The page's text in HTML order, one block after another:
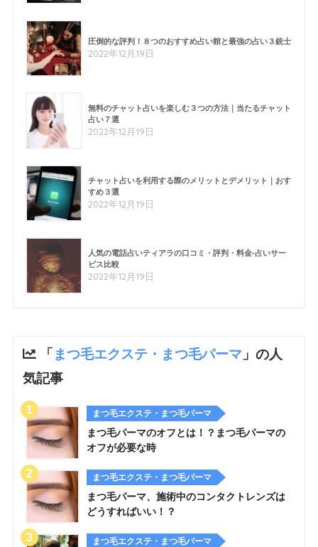
圧倒的な評判！８つのおすすめ占い館と最強の占い３銃士
2022年12月19日
無料のチャット占いを楽しむ３つの方法｜当たるチャット
占い７選
2022年12月19日
チャット占いを利用する際のメリットとデメリット｜おす
すめ３選
2022年12月19日
人気の電話占いティアラの口コミ・評判・料金-占いサー
ビス比較
2022年12月19日
「 まつ毛エクステ・まつ毛パーマ 」の人
気記事
まつ毛エクステ・まつ毛パーマ
まつ毛パーマのオフとは！？まつ毛パーマの
オフが必要な時
まつ毛エクステ・まつ毛パーマ
まつ毛パーマ、施術中のコンタクトレンズは
どうすればいい！？
まつ毛エクステ・まつ毛パーマ